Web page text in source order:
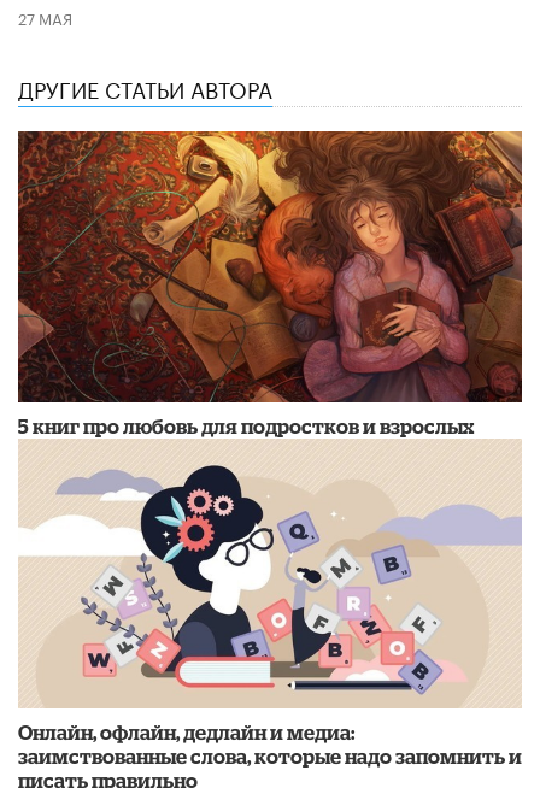
27 МАЯ
ДРУГИЕ СТАТЬИ АВТОРА
5 книг про любовь для подростков и взрослых
Онлайн, офлайн, дедлайн и медиа:
заимствованные слова, которые надо запомнить и
писать правильно